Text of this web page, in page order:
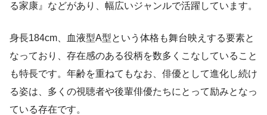
る家康』などがあり、幅広いジャンルで活躍しています。
身長184cm、血液型A型という体格も舞台映えする要素と
なっており、存在感のある役柄を数多くこなしていること
も特長です。年齢を重ねてもなお、俳優として進化し続け
る姿は、多くの視聴者や後輩俳優たちにとって励みとなっ
ている存在です。